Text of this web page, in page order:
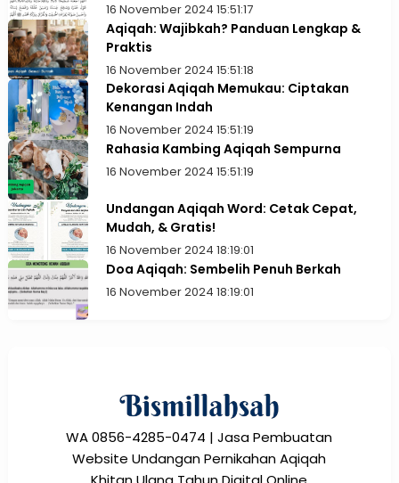
16 November 2024 15:51:17
Aqiqah: Wajibkah? Panduan Lengkap &
Praktis
16 November 2024 15:51:18
Dekorasi Aqiqah Memukau: Ciptakan
Kenangan Indah
16 November 2024 15:51:19
Rahasia Kambing Aqiqah Sempurna
16 November 2024 15:51:19
Undangan Aqiqah Word: Cetak Cepat,
Mudah, & Gratis!
16 November 2024 18:19:01
Doa Aqiqah: Sembelih Penuh Berkah
16 November 2024 18:19:01
WA 0856-4285-0474 | Jasa Pembuatan
Website Undangan Pernikahan Aqiqah